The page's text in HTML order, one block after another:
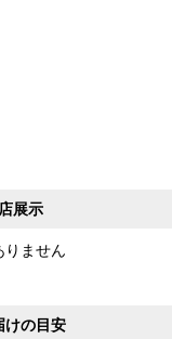
展示
りません
けの目安